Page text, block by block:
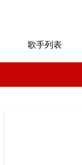
歌手列表